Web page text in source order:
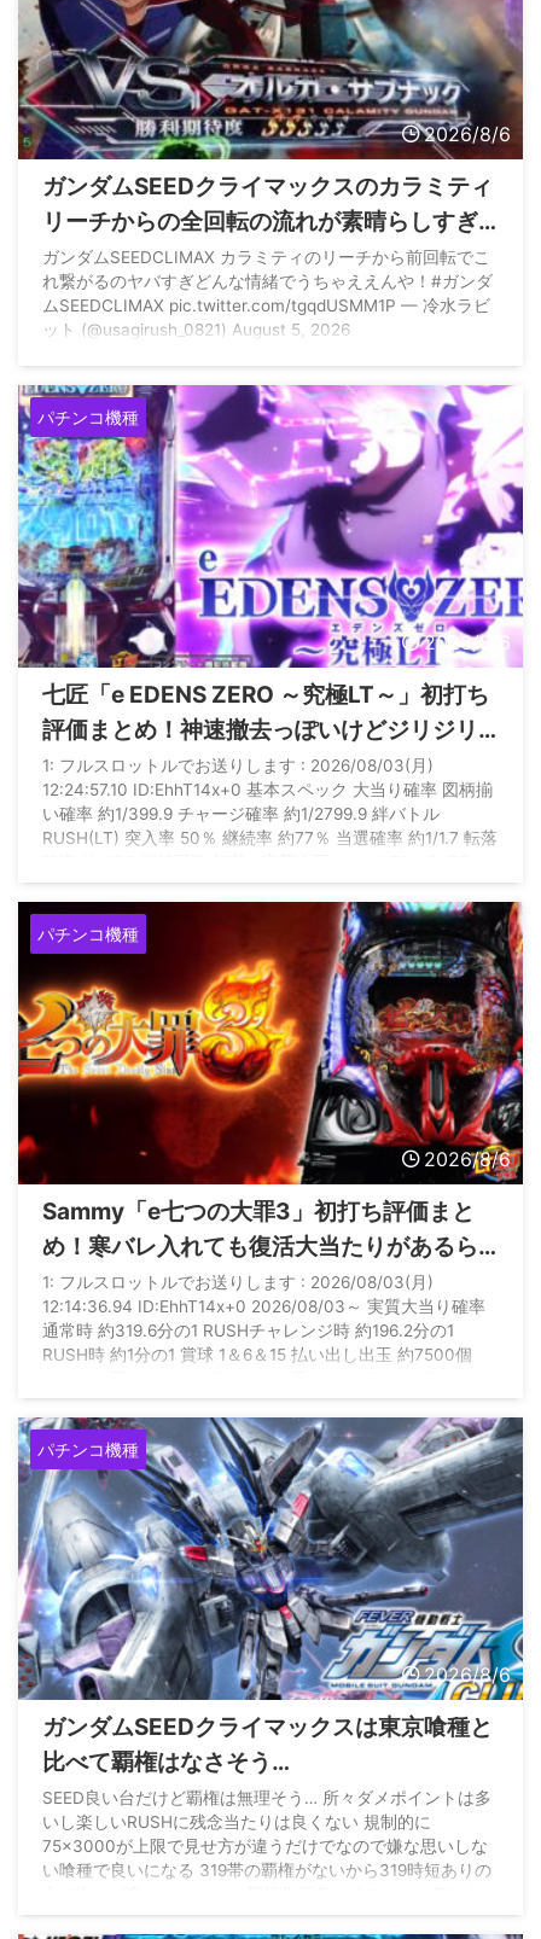
2026/8/6
ガンダムSEEDクライマックスのカラミティ
リーチからの全回転の流れが素晴らしすぎ
ると話題に
ガンダムSEEDCLIMAX カラミティのリーチから前回転でこ
れ繋がるのヤバすぎどんな情緒でうちゃええんや！#ガンダ
ムSEEDCLIMAX pic.twitter.com/tgqdUSMM1P — 冷水ラビ
ット (@usagirush_0821) August 5, 2026
パチンコ機種
2026/8/6
七匠「e EDENS ZERO ～究極LT～」初打ち
評価まとめ！神速撤去っぽいけどジリジリ
人気出る機種ってあったか？
1: フルスロットルでお送りします : 2026/08/03(月)
12:24:57.10 ID:EhhT14x+0 基本スペック 大当り確率 図柄揃
い確率 約1/399.9 チャージ確率 約1/2799.9 絆バトル
RUSH(LT) 突入率 50％ 継続率 約77％ 当選確率 約1/1.7 転落
1/4.2 継続回数 転落or実質次回まで 賞球数 1＆5＆ ...
パチンコ機種
2026/8/6
Sammy「e七つの大罪3」初打ち評価まと
め！寒バレ入れても復活大当たりがあるら
しいぞ
1: フルスロットルでお送りします : 2026/08/03(月)
12:14:36.94 ID:EhhT14x+0 2026/08/03～ 実質大当り確率
通常時 約319.6分の1 RUSHチャレンジ時 約196.2分の1
RUSH時 約1分の1 賞球 1＆6＆15 払い出し出玉 約7500個
2700個（10R回＋2R×4回） 約1500個（2R×5回） 約450 ...
パチンコ機種
2026/8/6
ガンダムSEEDクライマックスは東京喰種と
比べて覇権はなさそう…
SEED良い台だけど覇権は無理そう… 所々ダメポイントは多
いし楽しいRUSHに残念当たりは良くない 規制的に
75×3000が上限で見せ方が違うだけでなので嫌な思いしな
い喰種で良いになる 319帯の覇権がないから319時短ありの